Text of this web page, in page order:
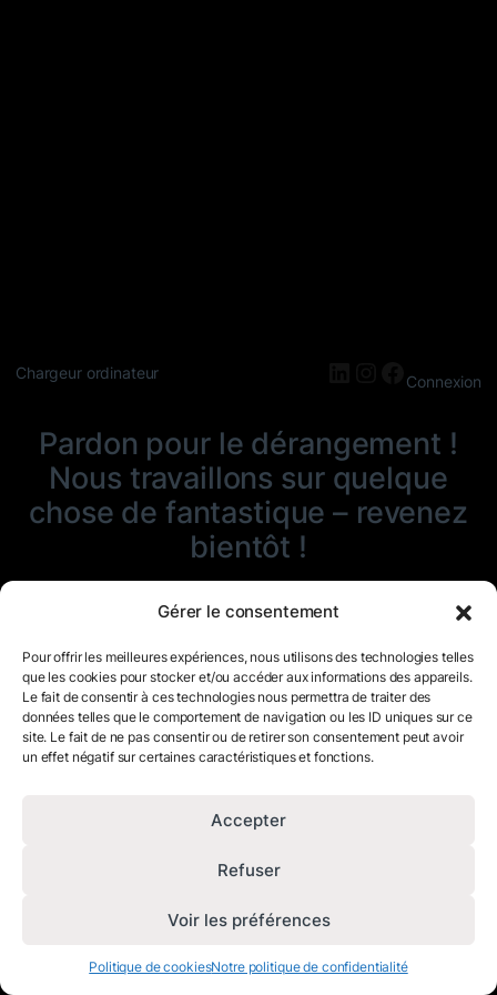
Gérer le consentement
Pour offrir les meilleures expériences, nous utilisons des technologies telles
que les cookies pour stocker et/ou accéder aux informations des appareils.
Le fait de consentir à ces technologies nous permettra de traiter des
données telles que le comportement de navigation ou les ID uniques sur ce
site. Le fait de ne pas consentir ou de retirer son consentement peut avoir
un effet négatif sur certaines caractéristiques et fonctions.
Accepter
Refuser
Voir les préférences
Politique de cookiesNotre politique de confidentialité
Chargeur ordinateur LinkedIn
Instagram
Connexion
Pardon pour le dérangement !
Nous travaillons sur quelque
chose de fantastique – revenez
bientôt !